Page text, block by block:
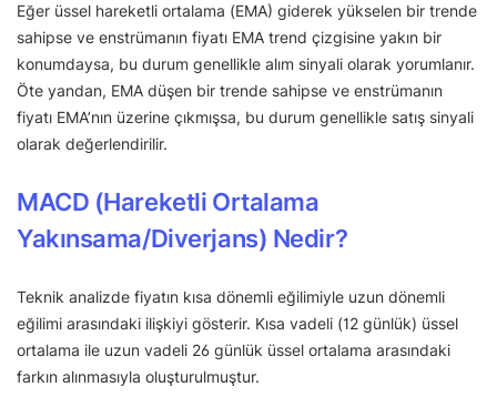
Eğer üssel hareketli ortalama (EMA) giderek yükselen bir trende
sahipse ve enstrümanın fiyatı EMA trend çizgisine yakın bir
konumdaysa, bu durum genellikle alım sinyali olarak yorumlanır.
Öte yandan, EMA düşen bir trende sahipse ve enstrümanın
fiyatı EMA’nın üzerine çıkmışsa, bu durum genellikle satış sinyali
olarak değerlendirilir.
MACD (Hareketli Ortalama
Yakınsama/Diverjans) Nedir?
Teknik analizde fiyatın kısa dönemli eğilimiyle uzun dönemli
eğilimi arasındaki ilişkiyi gösterir. Kısa vadeli (12 günlük) üssel
ortalama ile uzun vadeli 26 günlük üssel ortalama arasındaki
farkın alınmasıyla oluşturulmuştur.